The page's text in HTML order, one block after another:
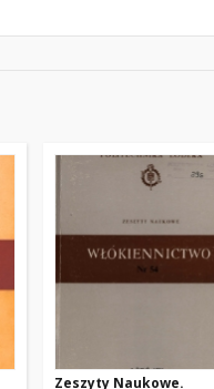
Zeszyty Naukowe.